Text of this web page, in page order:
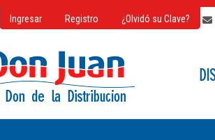
Ingresar Registro ¿Olvidó su Clave?